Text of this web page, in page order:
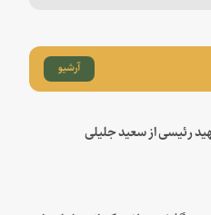
آرشیو
رئیسی از سعید جلیلی